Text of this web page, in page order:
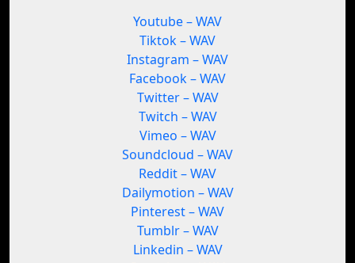
Youtube – WAV
Tiktok – WAV
Instagram – WAV
Facebook – WAV
Twitter – WAV
Twitch – WAV
Vimeo – WAV
Soundcloud – WAV
Reddit – WAV
Dailymotion – WAV
Pinterest – WAV
Tumblr – WAV
Linkedin – WAV